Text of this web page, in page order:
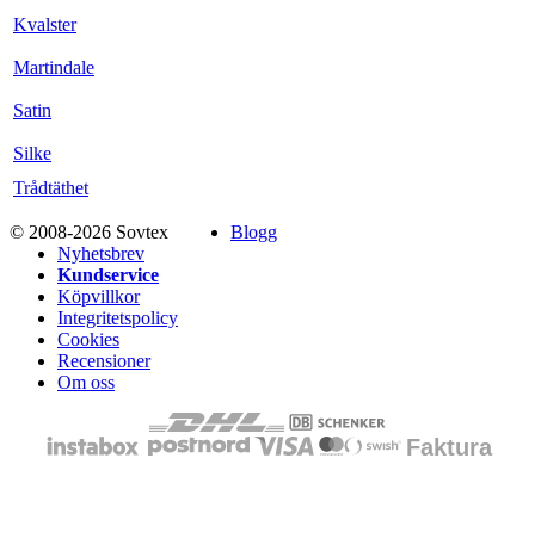
Kvalster
Martindale
Satin
Silke
Trådtäthet
© 2008-2026 Sovtex
Blogg
Nyhetsbrev
Kundservice
Köpvillkor
Integritetspolicy
Cookies
Recensioner
Om oss